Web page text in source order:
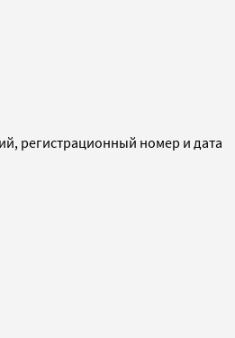
регистрационный номер и дата